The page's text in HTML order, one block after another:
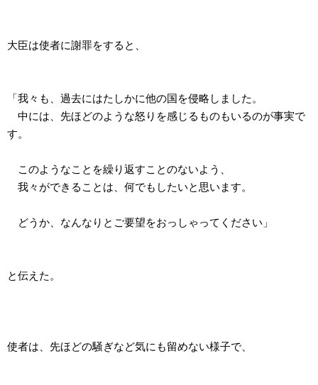
大臣は使者に謝罪をすると、
「我々も、過去にはたしかに他の国を侵略しました。
中には、先ほどのような怒りを感じるものもいるのが事実で
す。
このようなことを繰り返すことのないよう、
我々ができることは、何でもしたいと思います。
どうか、なんなりとご要望をおっしゃってください」
と伝えた。
使者は、先ほどの騒ぎなど気にも留めない様子で、